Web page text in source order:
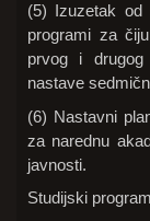
(5) Izuzetak od
programi za
prvog i
nastave
(6) Nastavni
za narednu
javnosti.
Studijski